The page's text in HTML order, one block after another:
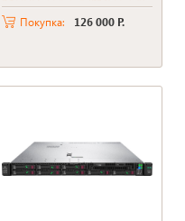
RAID p440ar, 2048Mb 2xPSU
Покупка: 126 000 Р.